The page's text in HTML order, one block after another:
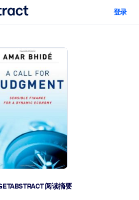
的工作时代做好准备。
习、解决实际问题并更快采取行动。
挑战所需的技能。
登录
阅读摘要